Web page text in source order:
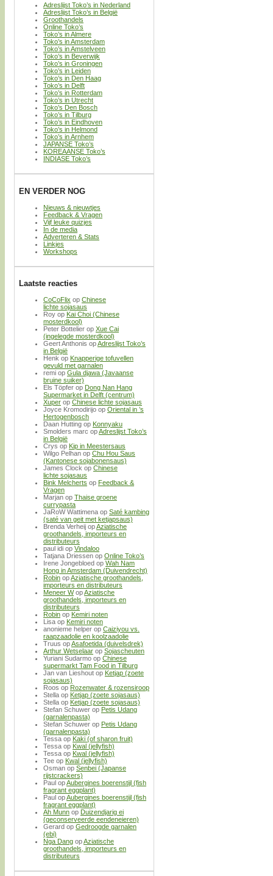
Adreslijst Toko’s in Nederland
Adreslijst Toko’s in België
Groothandels
Online Toko’s
Toko’s in Almere
Toko’s in Amsterdam
Toko’s in Amstelveen
Toko’s in Beverwijk
Toko’s in Groningen
Toko’s in Leiden
Toko’s in Den Haag
Toko’s in Delft
Toko’s in Rotterdam
Toko’s in Utrecht
Toko’s Den Bosch
Toko’s in Tilburg
Toko’s in Eindhoven
Toko’s in Helmond
Toko’s in Arnhem
JAPANSE Toko’s
KOREAANSE Toko’s
INDIASE Toko’s
EN VERDER NOG
Nieuws & nieuwtjes
Feedback & Vragen
Vijf leuke quizjes
In de media
Adverteren & Stats
Linkjes
Workshops
Laatste reacties
CoCoFlix op Chinese
lichte sojasaus
Roy op Kai Choi (Chinese
mosterdkool)
Peter Bottelier op Xue Cai
(ingelegde mosterdkool)
Geert Anthonis opAdreslijst Toko’s
in België
Henk op Knapperige tofuvellen
gevuld met garnalen
remi op Gula djawa (Javaanse
bruine suiker)
Els Töpfer op Dong Nan Hang
Supermarket in Delft (centrum)
Xuper op Chinese lichte sojasaus
Joyce Kromodirijo op Oriental in ’s
Hertogenbosch
Daan Hutting op Konnyaku
Smolders marc opAdreslijst Toko’s
in België
Crys op Kip in Meestersaus
Wilgo Pelhan op Chu Hou Saus
(Kantonese sojabonensaus)
James Clock op Chinese
lichte sojasaus
Bink Melcherts op Feedback &
Vragen
Marjan op Thaise groene
currypasta
JaRoW Wattimena op Saté kambing
(saté van geit met ketjapsaus)
Brenda Verheij opAziatische
groothandels, importeurs en
distributeurs
paul idi op Vindaloo
Tatjana Driessen op Online Toko’s
Irene Jongebloed op Wah Nam
Hong in Amsterdam (Duivendrecht)
Robin opAziatische groothandels,
importeurs en distributeurs
Meneer WopAziatische
groothandels, importeurs en
distributeurs
Robin op Kemiri noten
Lisa op Kemiri noten
anonieme helper op Caiziyou vs.
raapzaadolie en koolzaadolie
Truus opAsafoetida (duivelsdrek)
Arthur Wetselaar op Sojascheuten
Yuriani Sudarmo op Chinese
supermarkt Tam Food in Tilburg
Jan van Lieshout op Ketjap (zoete
sojasaus)
Roos op Rozenwater & rozensiroop
Stella op Ketjap (zoete sojasaus)
Stella op Ketjap (zoete sojasaus)
Stefan Schuwer op Petis Udang
(garnalenpasta)
Stefan Schuwer op Petis Udang
(garnalenpasta)
Tessa op Kaki (of sharon fruit)
Tessa op Kwal (jellyfish)
Tessa op Kwal (jellyfish)
Tee op Kwal (jellyfish)
Osman op Senbei (Japanse
rijstcrackers)
Paul opAubergines boerenstijl (fish
fragrant eggplant)
Paul opAubergines boerenstijl (fish
fragrant eggplant)
Ah Munn op Duizendjarig ei
(geconserveerde eendeneieren)
Gerard op Gedroogde garnalen
(ebi)
Nga Dang opAziatische
groothandels, importeurs en
distributeurs